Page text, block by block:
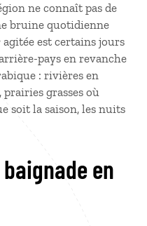
ne connaît pas de
bruine quotidienne
est certains jours
pays en revanche
: rivières en
grasses où
soit la saison, les nuits